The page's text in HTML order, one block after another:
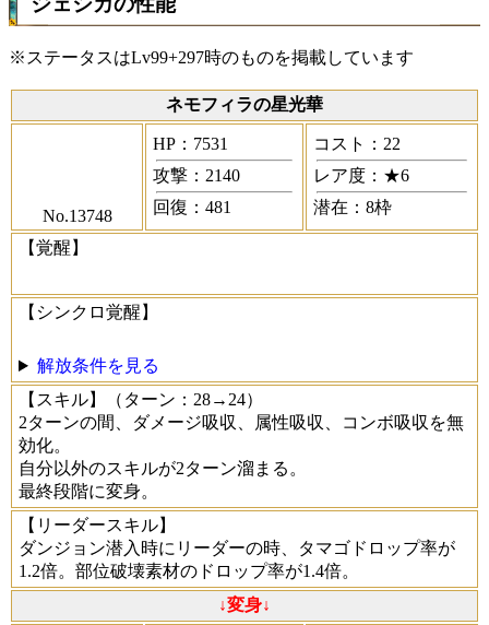
※ステータスはLv99+297時のものを掲載しています
ネモフィラの星光華
No.13748
HP：7531
攻撃：2140
回復：481
コスト：22
レア度：★6
潜在：8枠
【覚醒】
【シンクロ覚醒】
解放条件を見る
【スキル】
（ターン：28→24）
2ターンの間、ダメージ吸収、属性吸収、コンボ吸収を無
効化。
自分以外のスキルが2ターン溜まる。
最終段階に変身。
【リーダースキル】
ダンジョン潜入時にリーダーの時、タマゴドロップ率が
1.2倍。部位破壊素材のドロップ率が1.4倍。
↓変身↓